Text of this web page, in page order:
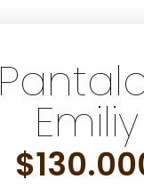
Emiliy
$